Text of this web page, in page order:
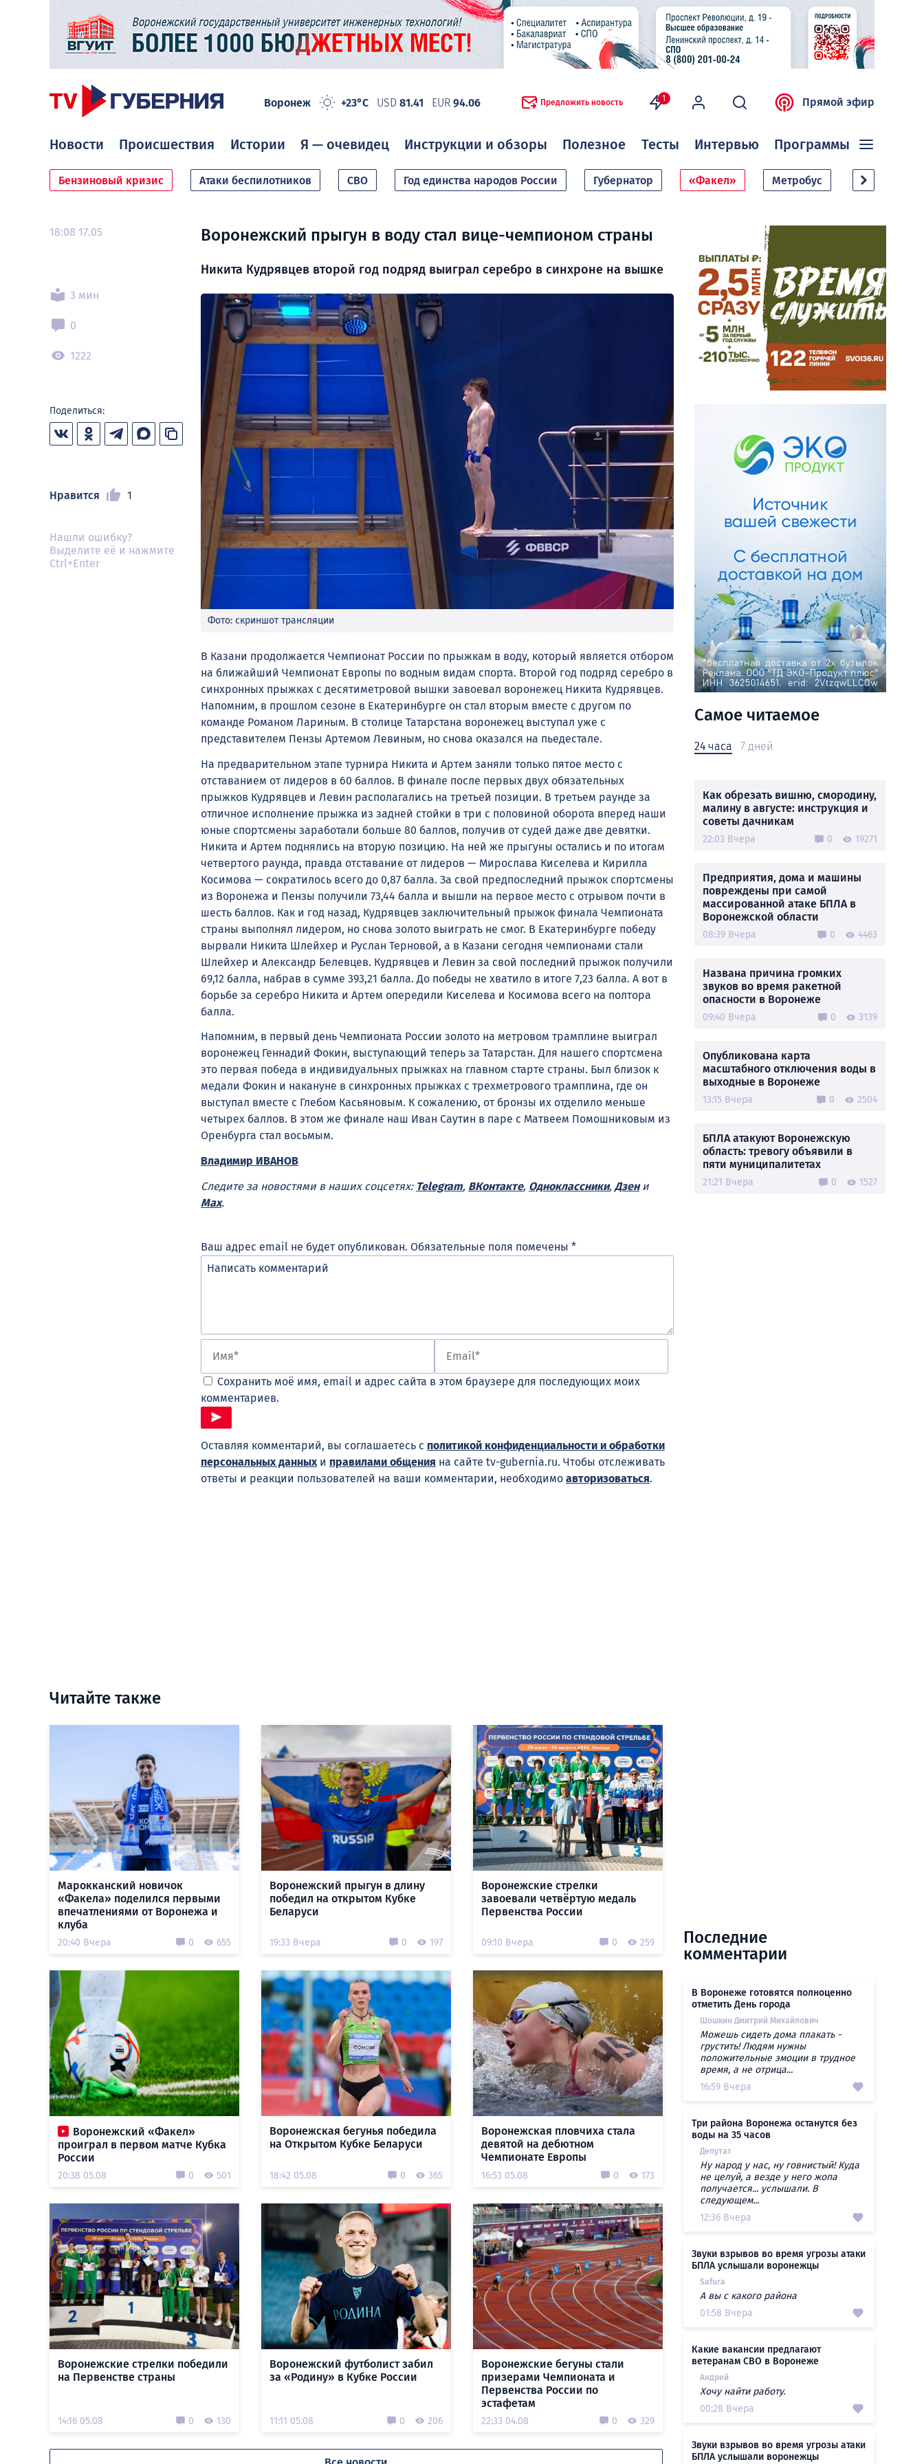
Воронеж +23°C USD 81.41 EUR 94.06 Предложить новость 1 Прямой эфир
Новости Происшествия Истории Я — очевидец Инструкции и обзоры Полезное Тесты Интервью Программы
Бензиновый кризис Атаки беспилотников СВО Год единства народов России Губернатор «Факел» Метробус Дачный
18:08 17.05
3 мин
0
1222
Поделиться:
Нравится 1
Нашли ошибку?
Выделите её и нажмите
Ctrl+Enter
Воронежский прыгун в воду стал вице-чемпионом страны
Никита Кудрявцев второй год подряд выиграл серебро в синхроне на вышке
Фото: скриншот трансляции
В Казани продолжается Чемпионат России по прыжкам в воду, который является отбором
на ближайший Чемпионат Европы по водным видам спорта. Второй год подряд серебро в
синхронных прыжках с десятиметровой вышки завоевал воронежец Никита Кудрявцев.
Напомним, в прошлом сезоне в Екатеринбурге он стал вторым вместе с другом по
команде Романом Лариным. В столице Татарстана воронежец выступал уже с
представителем Пензы Артемом Левиным, но снова оказался на пьедестале.
На предварительном этапе турнира Никита и Артем заняли только пятое место с
отставанием от лидеров в 60 баллов. В финале после первых двух обязательных
прыжков Кудрявцев и Левин располагались на третьей позиции. В третьем раунде за
отличное исполнение прыжка из задней стойки в три с половиной оборота вперед наши
юные спортсмены заработали больше 80 баллов, получив от судей даже две девятки.
Никита и Артем поднялись на вторую позицию. На ней же прыгуны остались и по итогам
четвертого раунда, правда отставание от лидеров — Мирослава Киселева и Кирилла
Косимова — сократилось всего до 0,87 балла. За свой предпоследний прыжок спортсмены
из Воронежа и Пензы получили 73,44 балла и вышли на первое место с отрывом почти в
шесть баллов. Как и год назад, Кудрявцев заключительный прыжок финала Чемпионата
страны выполнял лидером, но снова золото выиграть не смог. В Екатеринбурге победу
вырвали Никита Шлейхер и Руслан Терновой, а в Казани сегодня чемпионами стали
Шлейхер и Александр Белевцев. Кудрявцев и Левин за свой последний прыжок получили
69,12 балла, набрав в сумме 393,21 балла. До победы не хватило в итоге 7,23 балла. А вот в
борьбе за серебро Никита и Артем опередили Киселева и Косимова всего на полтора
балла.
Напомним, в первый день Чемпионата России золото на метровом трамплине выиграл
воронежец Геннадий Фокин, выступающий теперь за Татарстан. Для нашего спортсмена
это первая победа в индивидуальных прыжках на главном старте страны. Был близок к
медали Фокин и накануне в синхронных прыжках с трехметрового трамплина, где он
выступал вместе с Глебом Касьяновым. К сожалению, от бронзы их отделило меньше
четырех баллов. В этом же финале наш Иван Саутин в паре с Матвеем Помошниковым из
Оренбурга стал восьмым.
Владимир ИВАНОВ
Следите за новостями в наших соцсетях: Telegram, ВКонтакте, Одноклассники, Дзени
Max.
Ваш адрес email не будет опубликован. Обязательные поля помечены *
Сохранить моё имя, email и адрес сайта в этом браузере для последующих моих
комментариев.
Оставляя комментарий, вы соглашаетесь с политикой конфиденциальности и обработки
персональных данных и правилами общения на сайте tv-gubernia.ru. Чтобы отслеживать
ответы и реакции пользователей на ваши комментарии, необходимо авторизоваться.
Самое читаемое
24 часа 7 дней
Как обрезать вишню, смородину,
малину в августе: инструкция и
советы дачникам
22:03 Вчера 0 19271
Предприятия, дома и машины
повреждены при самой
массированной атаке БПЛА в
Воронежской области
08:39 Вчера 0 4463
Названа причина громких
звуков во время ракетной
опасности в Воронеже
09:40 Вчера 0 3139
Опубликована карта
масштабного отключения воды в
выходные в Воронеже
13:15 Вчера 0 2504
БПЛА атакуют Воронежскую
область: тревогу объявили в
пяти муниципалитетах
21:21 Вчера 0 1527
Читайте также
Марокканский новичок
«Факела» поделился первыми
впечатлениями от Воронежа и
клуба
20:40 Вчера 0 655
Воронежский прыгун в длину
победил на открытом Кубке
Беларуси
19:33 Вчера 0 197
Воронежские стрелки
завоевали четвёртую медаль
Первенства России
09:10 Вчера 0 259
Воронежский «Факел»
проиграл в первом матче Кубка
России
20:38 05.08 0 501
Воронежская бегунья победила
на Открытом Кубке Беларуси
18:42 05.08 0 365
Воронежская пловчиха стала
девятой на дебютном
Чемпионате Европы
16:53 05.08 0 173
Воронежские стрелки победили
на Первенстве страны
14:16 05.08 0 130
Воронежский футболист забил
за «Родину» в Кубке России
11:11 05.08 0 206
Воронежские бегуны стали
призерами Чемпионата и
Первенства России по
эстафетам
22:33 04.08 0 329
Последние
комментарии
В Воронеже готовятся полноценно
отметить День города
Шошкин Дмитрий Михайлович
Можешь сидеть дома плакать -
грустить! Людям нужны
положительные эмоции в трудное
время, а не отрица...
16:59 Вчера
Три района Воронежа останутся без
воды на 35 часов
Депутат
Ну народ у нас, ну говнистый! Куда
не целуй, а везде у него жопа
получается... услышали. В
следующем...
12:36 Вчера
Звуки взрывов во время угрозы атаки
БПЛА услышали воронежцы
Safura
А вы с какого района
01:58 Вчера
Какие вакансии предлагают
ветеранам СВО в Воронеже
Андрей
Хочу найти работу.
00:28 Вчера
Звуки взрывов во время угрозы атаки
БПЛА услышали воронежцы